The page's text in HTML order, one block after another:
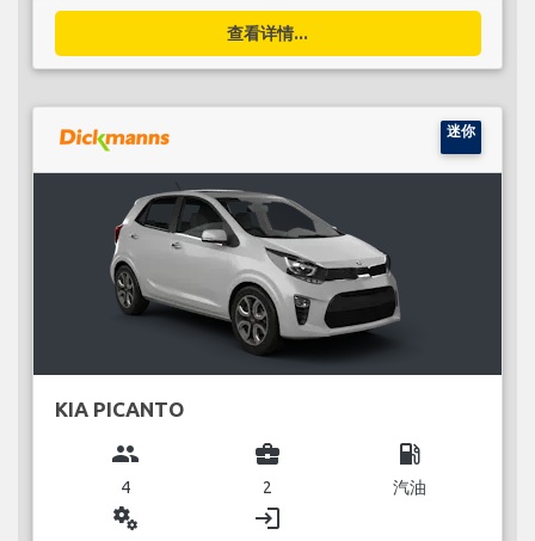
查看详情...
迷你
KIA PICANTO
group
4
business_center
2
local_gas_station
汽油
miscellaneous_services login